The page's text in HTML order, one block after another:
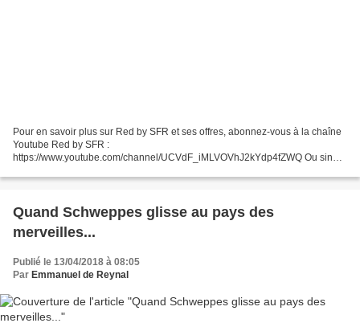
Pour en savoir plus sur Red by SFR et ses offres, abonnez-vous à la chaîne
Youtube Red by SFR :
https://www.youtube.com/channel/UCVdF_iMLVOVhJ2kYdp4fZWQ Ou sinon,
facebook Red...
Quand Schweppes glisse au pays des
merveilles...
Publié le 13/04/2018 à 08:05
Par Emmanuel de Reynal